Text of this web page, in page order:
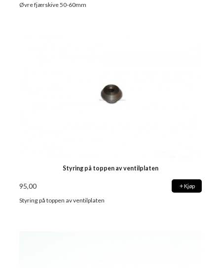
Øvre fjærskive 50-60mm
Styring på toppen av ventilplaten
95,00 Kjøp
Styring på toppen av ventilplaten